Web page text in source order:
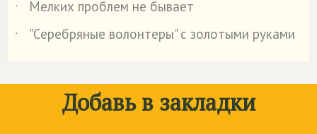
˙
Мелких проблем не бывает
˙
"Серебряные волонтеры" с золотыми руками
Добавь в закладки